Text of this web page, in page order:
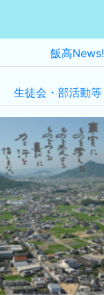
飯高News!
生徒会・部活動等